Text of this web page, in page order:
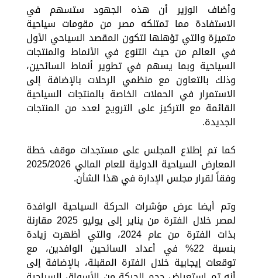
وأضاف الوزير أن هذه الجهود ستسهم في
الاستفادة مما تمتلكه مصر من مقومات سياحية
متميزة والتي تؤهلها لتكون المقصد السياحي الأول
في العالم من حيث التنوع في الأنماط والمنتجات
السياحية وبما يسهم في تطوير أنماط السائحين،
وذلك بالتعاون مع منظمي الرحلات بالإضافة إلى
الاستمرار في الحملات الخاصة بالمنتجات السياحية
القائمة مع التركيز على الترويج لعدد من المنتجات
الجديدة.
كما تم إطلاع المجلس على مستجدات موقف خطة
المعارض السياحية الدولية للعام المالي 2025/2026
وفقاً لقرار مجلس الإدارة في هذا الشأن.
وتم أيضا عرض مؤشرات الحركة السياحية الوافدة
لمصر خلال الفترة من يناير إلى يوليو 2025 مقارنة
بذات الفترة من عام 2024، والتي أظهرت زيادة
بنسبة 22% في أعداد السائحين الوافدين، مع
توقعات إيجابية خلال الفترة المقبلة، بالإضافة إلى